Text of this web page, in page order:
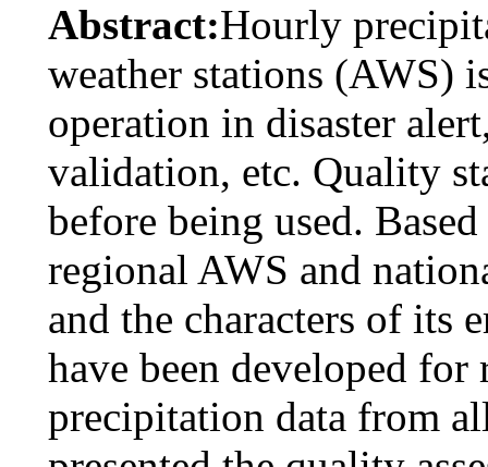
Abstract:Hourly
weather stations (AWS)
operation in disaster
validation, etc. Quality
before being used.
regional AWS and
and the characters of its
have been developed
precipitation data from